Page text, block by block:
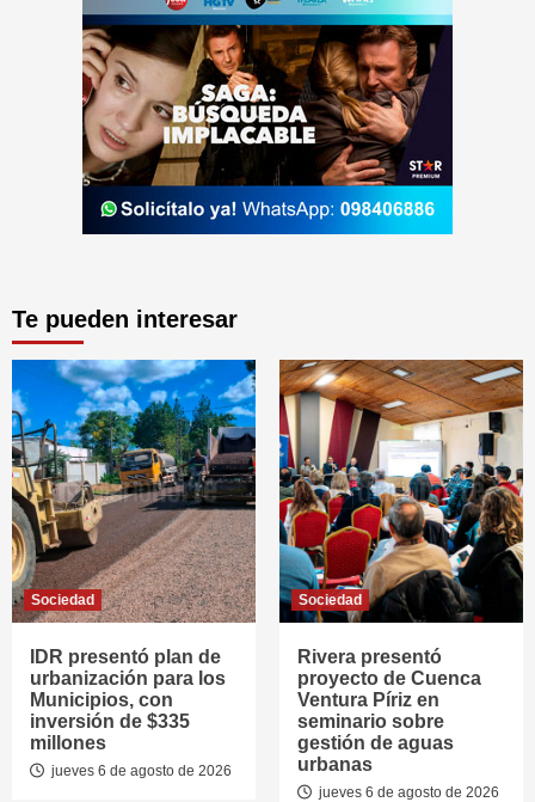
Te pueden interesar
Sociedad
IDR presentó plan de
urbanización para los
Municipios, con
inversión de $335
millones
jueves 6 de agosto de 2026
Sociedad
Rivera presentó
proyecto de Cuenca
Ventura Píriz en
seminario sobre
gestión de aguas
urbanas
jueves 6 de agosto de 2026